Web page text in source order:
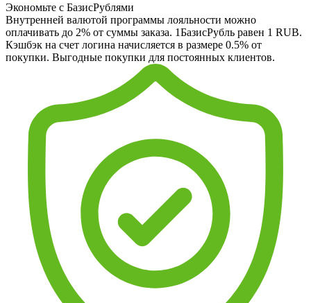
Экономьте с БазисРублями
Внутренней валютой программы лояльности можно
оплачивать до 2% от суммы заказа. 1БазисРубль равен 1 RUB.
Кэшбэк на счет логина начисляется в размере 0.5% от
покупки. Выгодные покупки для постоянных клиентов.